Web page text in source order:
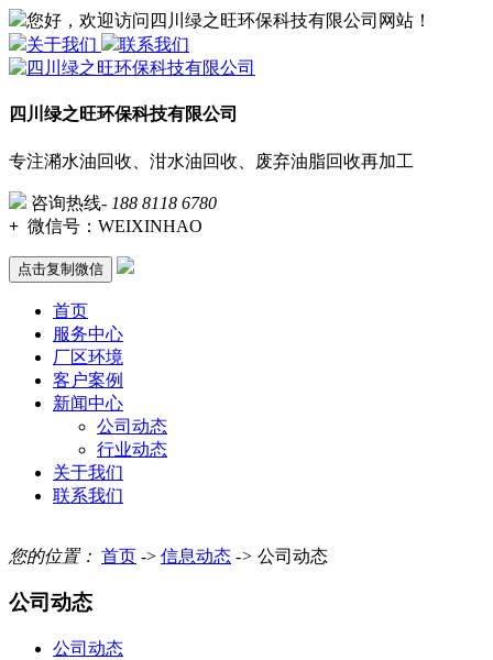
您好，欢迎访问四川绿之旺环保科技有限公司网站！
关于我们
联系我们
四川绿之旺环保科技有限公司
专注潲水油回收、泔水油回收、废弃油脂回收再加工
咨询热线- 188 8118 6780
+ 微信号： WEIXINHAO
点击复制微信
首页
服务中心
厂区环境
客户案例
新闻中心
公司动态
行业动态
关于我们
联系我们
您的位置： 首页 -> 信息动态 -> 公司动态
公司动态
公司动态